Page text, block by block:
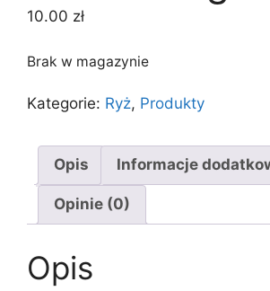
10.00 zł
Brak w magazynie
Kategorie: Ryż, Produkty
Opis Informacje
Opinie (0)
Opis